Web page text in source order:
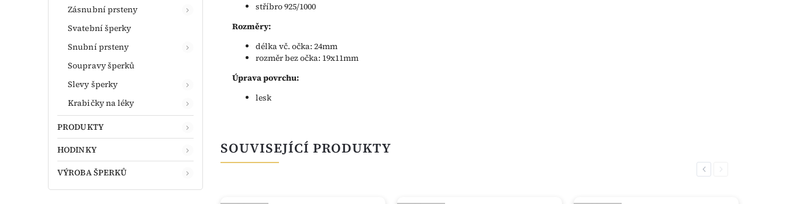
Zásnubní prsteny
Svatební šperky
Snubní prsteny
Soupravy šperků
Slevy šperky
Krabičky na léky
PRODUKTY
HODINKY
VÝROBA ŠPERKŮ
stříbro 925/1000
Rozměry:
délka vč. očka: 24mm
rozměr bez očka: 19x11mm
Úprava povrchu:
lesk
SOUVISEJÍCÍ PRODUKTY
PreviousNext